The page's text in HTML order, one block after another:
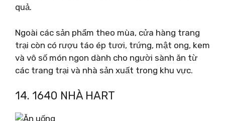
quả.
Ngoài các sản phẩm theo mùa, cửa hàng trang
trại còn có rượu táo ép tươi, trứng, mật ong, kem
và vô số món ngon dành cho người sành ăn từ
các trang trại và nhà sản xuất trong khu vực.
14. 1640 NHÀ HART